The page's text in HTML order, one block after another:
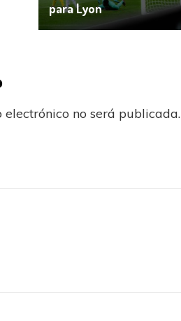
para Lyon
electrónico no será publicada.